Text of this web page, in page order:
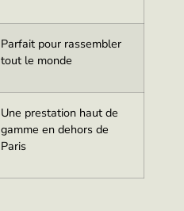
Parfait pour rassembler
tout le monde
Une prestation haut de
gamme en dehors de
Paris